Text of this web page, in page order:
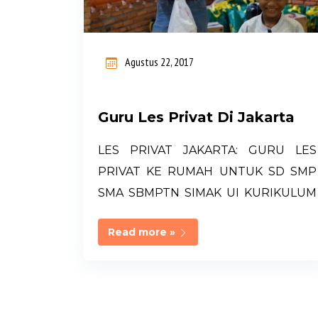
i
Agustus 22, 2017
Guru Les Privat Di Jakarta
LES PRIVAT JAKARTA: GURU LES
PRIVAT KE RUMAH UNTUK SD SMP
SMA SBMPTN SIMAK UI KURIKULUM
privat di jakarta| les privat di
Read more »